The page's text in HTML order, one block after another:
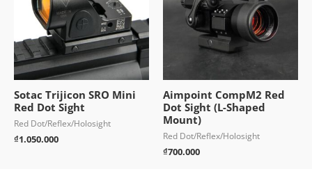
Sotac Trijicon SRO Mini
Red Dot Sight
Red Dot/Reflex/Holosight
₫1.050.000
Aimpoint CompM2 Red
Dot Sight (L-Shaped
Mount)
Red Dot/Reflex/Holosight
₫700.000